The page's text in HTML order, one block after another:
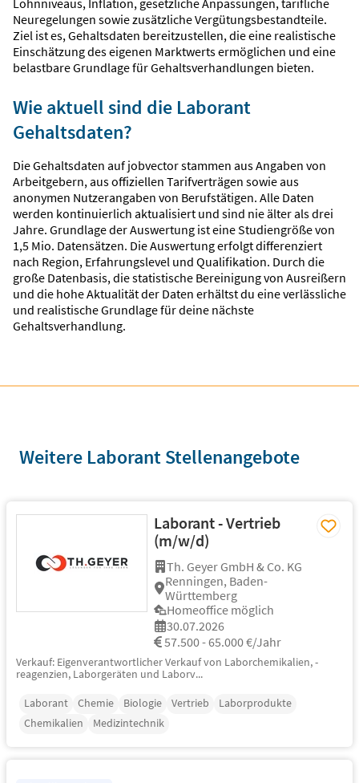
Neuregelungen sowie zusätzliche Vergütungsbestandteile.
Ziel ist es, Gehaltsdaten bereitzustellen, die eine realistische
Einschätzung des eigenen Marktwerts ermöglichen und eine
belastbare Grundlage für Gehaltsverhandlungen bieten.
Wie aktuell sind die Laborant
Gehaltsdaten?
Die Gehaltsdaten auf jobvector stammen aus Angaben von
Arbeitgebern, aus offiziellen Tarifverträgen sowie aus
anonymen Nutzerangaben von Berufstätigen. Alle Daten
werden kontinuierlich aktualisiert und sind nie älter als drei
Jahre. Grundlage der Auswertung ist eine Studiengröße von
1,5 Mio. Datensätzen. Die Auswertung erfolgt differenziert
nach Region, Erfahrungslevel und Qualifikation. Durch die
große Datenbasis, die statistische Bereinigung von Ausreißern
und die hohe Aktualität der Daten erhältst du eine verlässliche
und realistische Grundlage für deine nächste
Gehaltsverhandlung.
Weitere Laborant Stellenangebote
Laborant - Vertrieb
(m/w/d)
Th. Geyer GmbH & Co. KG
Renningen, Baden-
Württemberg
Homeoffice möglich
30.07.2026
57.500 - 65.000 €/Jahr
Verkauf: Eigenverantwortlicher Verkauf von Laborchemikalien, -
reagenzien, Laborgeräten und Laborv...
Laborant
Chemie Biologie Vertrieb
Laborprodukte
Chemikalien
Medizintechnik